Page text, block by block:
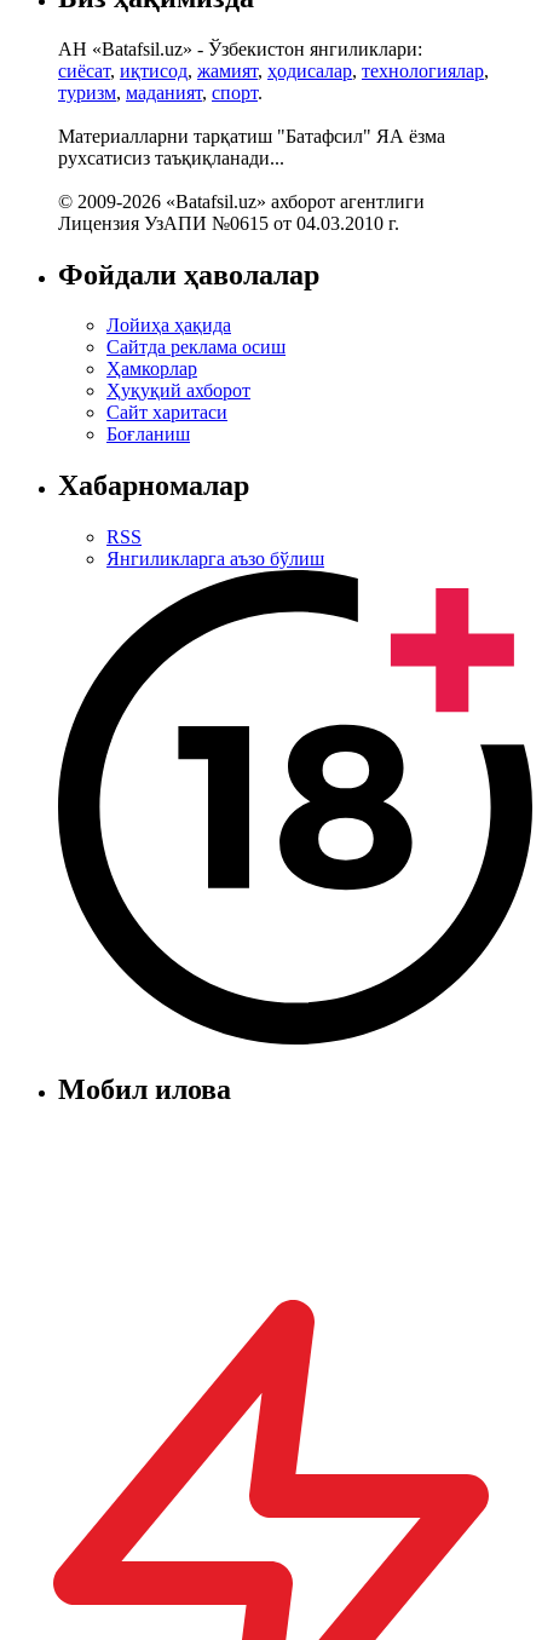
АН «Batafsil.uz» - Ўзбекистон янгиликлари:
сиёсат, иқтисод, жамият, ҳодисалар, технологиялар,
туризм, маданият, спорт.
Материалларни тарқатиш "Батафсил" ЯА ёзма
рухсатисиз таъқиқланади...
© 2009-2026 «Batafsil.uz» ахборот агентлиги
Лицензия УзАПИ №0615 от 04.03.2010 г.
Фойдали ҳаволалар
Лойиҳа ҳақида
Сайтда реклама осиш
Ҳамкорлар
Ҳуқуқий ахборот
Сайт харитаси
Боғланиш
Хабарномалар
RSS
Янгиликларга аъзо бўлиш
Мобил илова